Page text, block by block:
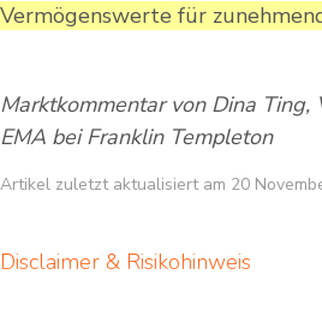
Vermögenswerte für
Marktkommentar von Dina Ting,
EMA bei Franklin Templeton
Artikel zuletzt aktualisiert am 20
Disclaimer & Risikohinweis